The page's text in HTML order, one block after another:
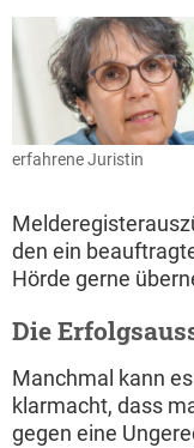
erfahrene Juristin
den ein
Hörde gerne
Die
Manchmal kann
klarmacht, dass
gegen eine